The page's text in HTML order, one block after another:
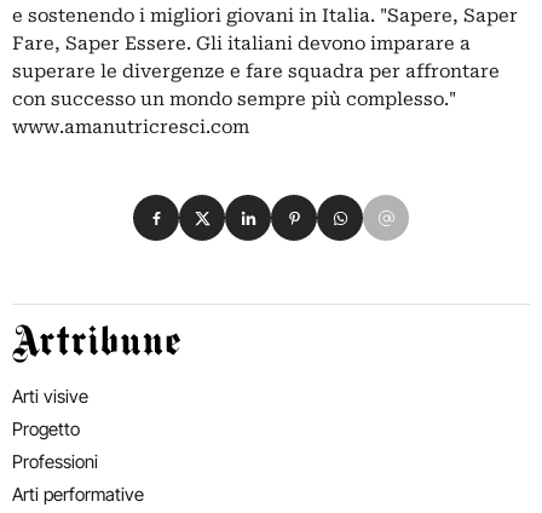
e sostenendo i migliori giovani in Italia. "Sapere, Saper
Fare, Saper Essere. Gli italiani devono imparare a
superare le divergenze e fare squadra per affrontare
con successo un mondo sempre più complesso."
www.amanutricresci.com
Condividi su Facebook
Condividi su X
Condividi su LinkedIn
Condividi su Pinterest
Condividi su WhatsApp
Condividi su Email
Artribune
Arti visive
Progetto
Professioni
Arti performative